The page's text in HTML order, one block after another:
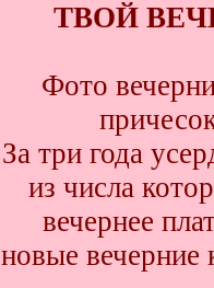
ТВОЙ
Фото
За три года
из числа
вечернее
новые вечерние